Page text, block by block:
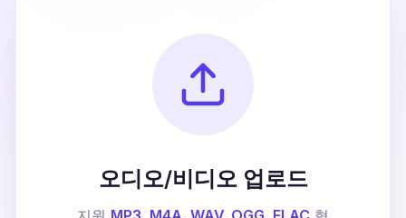
오디오/비디오 업로드